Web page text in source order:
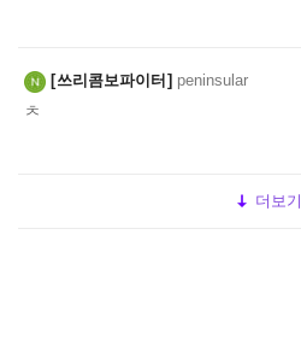
쓰리콤보파이터 peninsular
ㅊ
더보기